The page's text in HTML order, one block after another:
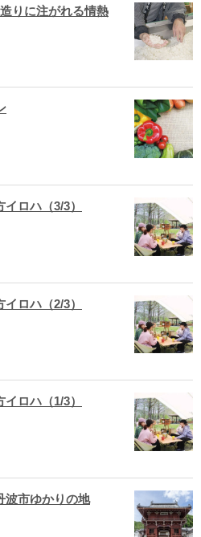
りに注がれる情熱
ロハ（3/3）
ロハ（2/3）
ロハ（1/3）
波市ゆかりの地